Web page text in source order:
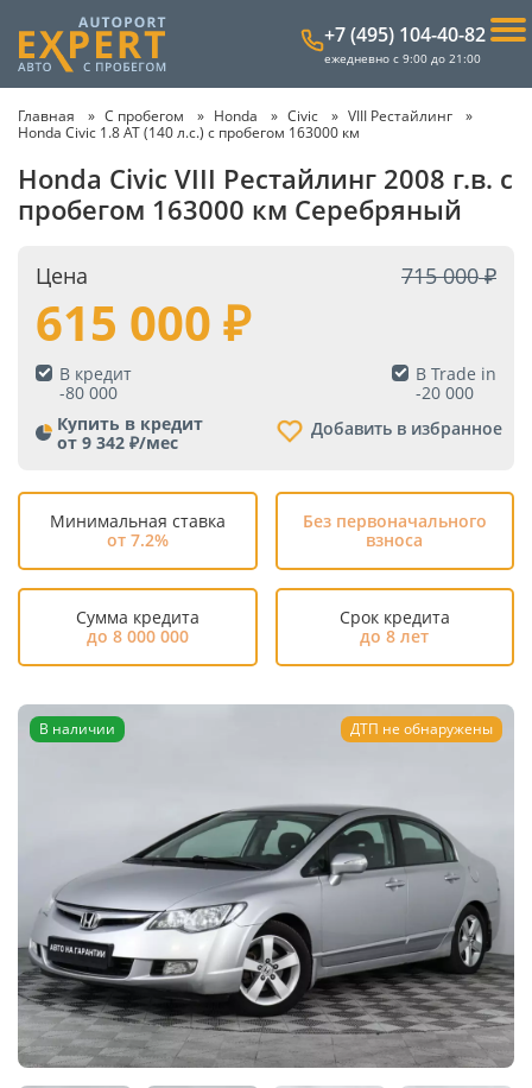
+7 (495) 104-40-82
ежедневно с 9:00 до 21:00
Главная С пробегом Honda Civic
VIII Рестайлинг
Honda Civic 1.8 AT (140 л.с.) с пробегом 163000 км
Honda Civic VIII Рестайлинг 2008 г.в. с
пробегом 163000 км Серебряный
Цена 715 000
615 000
В кредит
-80 000
В Trade in
-20 000
Купить в кредит
от 9 342 ₽/мес
Добавить в избранное
Минимальная ставка
от 7.2%
Без первоначального
взноса
Сумма кредита
до 8 000 000
Срок кредита
до 8 лет
В наличии ДТП не обнаружены